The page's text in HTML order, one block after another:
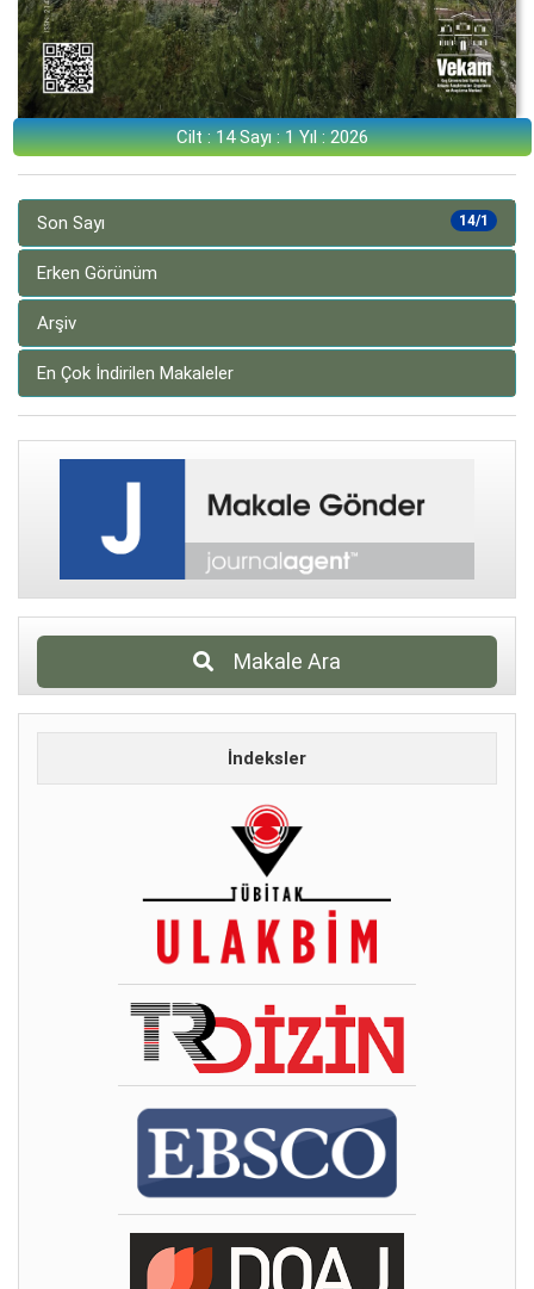
Cilt : 14 Sayı : 1 Yıl : 2026
14/1
Son Sayı
Erken Görünüm
Arşiv
En Çok İndirilen Makaleler
Makale Ara
İndeksler